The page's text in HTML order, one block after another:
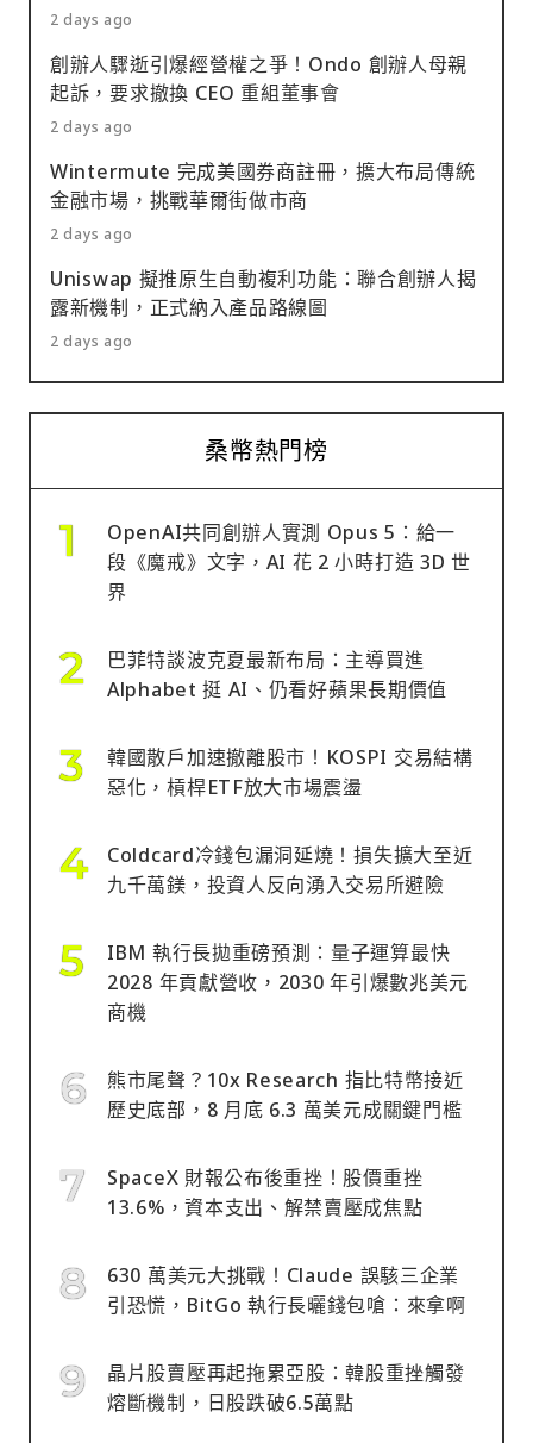
2 days ago
創辦人驟逝引爆經營權之爭！Ondo 創辦人母親
起訴，要求撤換 CEO 重組董事會
2 days ago
Wintermute 完成美國券商註冊，擴大布局傳統
金融市場，挑戰華爾街做市商
2 days ago
Uniswap 擬推原生自動複利功能：聯合創辦人揭
露新機制，正式納入產品路線圖
2 days ago
桑幣熱門榜
OpenAI共同創辦人實測 Opus 5：給一
段《魔戒》文字，AI 花 2 小時打造 3D 世
界
巴菲特談波克夏最新布局：主導買進
Alphabet 挺 AI、仍看好蘋果長期價值
韓國散戶加速撤離股市！KOSPI 交易結構
惡化，槓桿ETF放大市場震盪
Coldcard冷錢包漏洞延燒！損失擴大至近
九千萬鎂，投資人反向湧入交易所避險
IBM 執行長拋重磅預測：量子運算最快
2028 年貢獻營收，2030 年引爆數兆美元
商機
熊市尾聲？10x Research 指比特幣接近
歷史底部，8 月底 6.3 萬美元成關鍵門檻
SpaceX 財報公布後重挫！股價重挫
13.6%，資本支出、解禁賣壓成焦點
630 萬美元大挑戰！Claude 誤駭三企業
引恐慌，BitGo 執行長曬錢包嗆：來拿啊
晶片股賣壓再起拖累亞股：韓股重挫觸發
熔斷機制，日股跌破6.5萬點